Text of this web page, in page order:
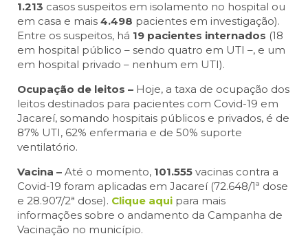
1.213 casos suspeitos em isolamento no hospital ou
em casa e mais 4.498 pacientes em investigação).
Entre os suspeitos, há 19 pacientes internados (18
em hospital público – sendo quatro em UTI –, e um
em hospital privado – nenhum em UTI).
Ocupação de leitos – Hoje, a taxa de ocupação dos
leitos destinados para pacientes com Covid-19 em
Jacareí, somando hospitais públicos e privados, é de
87% UTI, 62% enfermaria e de 50% suporte
ventilatório.
Vacina – Até o momento, 101.555 vacinas contra a
Covid-19 foram aplicadas em Jacareí (72.648/1ª dose
e 28.907/2ª dose). Clique aqui para mais
informações sobre o andamento da Campanha de
Vacinação no município.